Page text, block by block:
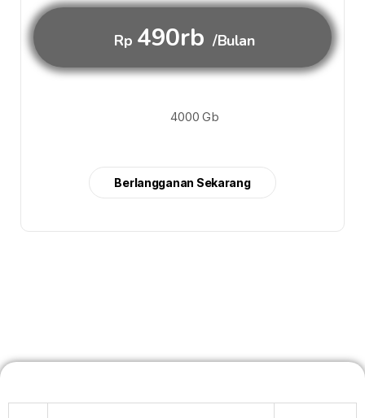
Rp 490rb /Bulan
4000 Gb
Berlangganan Sekarang